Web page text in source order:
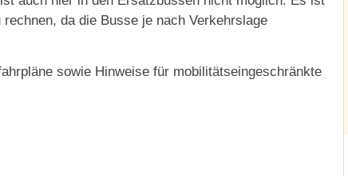
da die Busse je nach Verkehrslage
sowie Hinweise für mobilitätseingeschränkte